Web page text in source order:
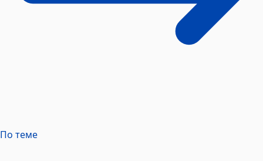
По теме